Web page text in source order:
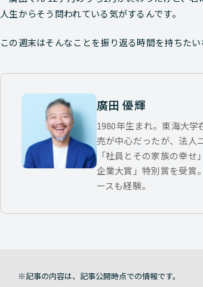
人生からそう問われている気がするんです。
この週末はそんなことを振り返る時間を持ちた
廣田 優輝
1980年生まれ。東海大
売が中心だったが、法人
「社員とその家族の幸せ
企業大賞」特別賞を受賞
ースも経験。
記事の内容は、記事公開時点での情報です。